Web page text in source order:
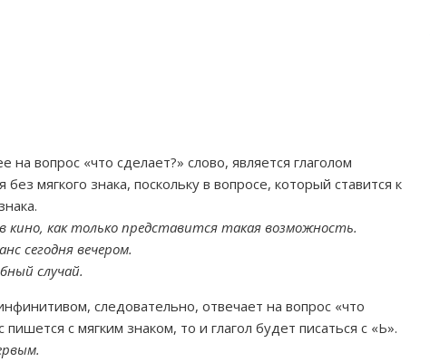
на вопрос «что сделает?» слово, является глаголом
мягкого знака, поскольку в вопросе, который ставится к
кино, как только представится такая возможность.
сегодня вечером.
случай.
следовательно, отвечает на вопрос «что
с мягким знаком, то и глагол будет писаться с «Ь».